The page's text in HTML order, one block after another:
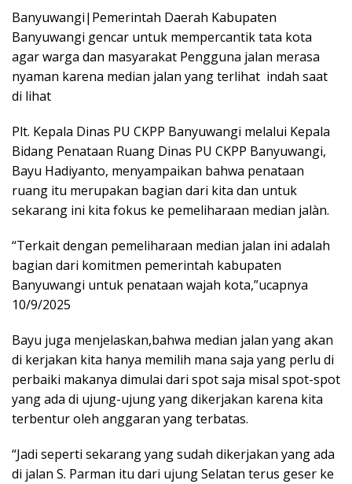
Banyuwangi|Pemerintah Daerah Kabupaten
Banyuwangi gencar untuk mempercantik tata kota
agar warga dan masyarakat Pengguna jalan merasa
nyaman karena median jalan yang terlihat indah saat
di lihat
Plt. Kepala Dinas PU CKPP Banyuwangi melalui Kepala
Bidang Penataan Ruang Dinas PU CKPP Banyuwangi,
Bayu Hadiyanto, menyampaikan bahwa penataan
ruang itu merupakan bagian dari kita dan untuk
sekarang ini kita fokus ke pemeliharaan median jalàn.
“Terkait dengan pemeliharaan median jalan ini adalah
bagian dari komitmen pemerintah kabupaten
Banyuwangi untuk penataan wajah kota,”ucapnya
10/9/2025
Bayu juga menjelaskan,bahwa median jalan yang akan
di kerjakan kita hanya memilih mana saja yang perlu di
perbaiki makanya dimulai dari spot saja misal spot-spot
yang ada di ujung-ujung yang dikerjakan karena kita
terbentur oleh anggaran yang terbatas.
“Jadi seperti sekarang yang sudah dikerjakan yang ada
di jalan S. Parman itu dari ujung Selatan terus geser ke